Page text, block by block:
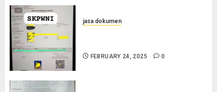
jasa dokumen
FEBRUARY 24, 2025 0